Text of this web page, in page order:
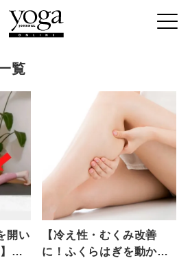
覧
開い
重
【冷え性・むくみ改善
に！ふくらはぎを動かそ